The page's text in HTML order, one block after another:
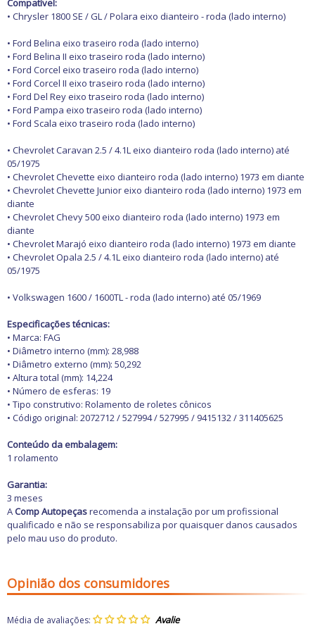
GPS e Acessórios
Injeção
Latarias e Acessórios
Maçanetas e Fechaduras
Máquinas e Ferramentas
Motocicletas
Motor
Óleos e Aditivos
Produtos de limpeza
Refrigeração
Rodas e Pneus
Sons e Vídeos
Suspensão
Transmissão
Compatível:
• Chrysler 1800 SE / GL / Polara eixo dianteiro - roda (lado interno)
• Ford Belina eixo traseiro roda (lado interno)
• Ford Belina II eixo traseiro roda (lado interno)
• Ford Corcel eixo traseiro roda (lado interno)
• Ford Corcel II eixo traseiro roda (lado interno)
• Ford Del Rey eixo traseiro roda (lado interno)
• Ford Pampa eixo traseiro roda (lado interno)
• Ford Scala eixo traseiro roda (lado interno)
• Chevrolet Caravan 2.5 / 4.1L eixo dianteiro roda (lado interno) até
05/1975
• Chevrolet Chevette eixo dianteiro roda (lado interno) 1973 em diante
• Chevrolet Chevette Junior eixo dianteiro roda (lado interno) 1973 em
diante
• Chevrolet Chevy 500 eixo dianteiro roda (lado interno) 1973 em
diante
• Chevrolet Marajó eixo dianteiro roda (lado interno) 1973 em diante
• Chevrolet Opala 2.5 / 4.1L eixo dianteiro roda (lado interno) até
05/1975
• Volkswagen 1600 / 1600TL - roda (lado interno) até 05/1969
Especificações técnicas:
• Marca: FAG
• Diâmetro interno (mm): 28,988
• Diâmetro externo (mm): 50,292
• Altura total (mm): 14,224
• Número de esferas: 19
• Tipo construtivo: Rolamento de roletes cônicos
• Código original: 2072712 / 527994 / 527995 / 9415132 / 311405625
Conteúdo da embalagem:
1 rolamento
Garantia:
3 meses
AComp Autopeçasrecomenda a instalação por um profissional
qualificado e não se responsabiliza por quaisquer danos causados
pelo mau uso do produto.
Opinião dos consumidores
Média de avaliações: